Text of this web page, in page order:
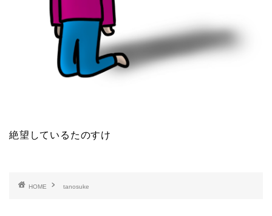
絶望しているたのすけ
HOME tanosuke